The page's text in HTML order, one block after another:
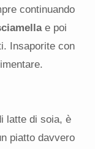
continuando
e poi
Insaporite con
latte di soia, è
piatto davvero